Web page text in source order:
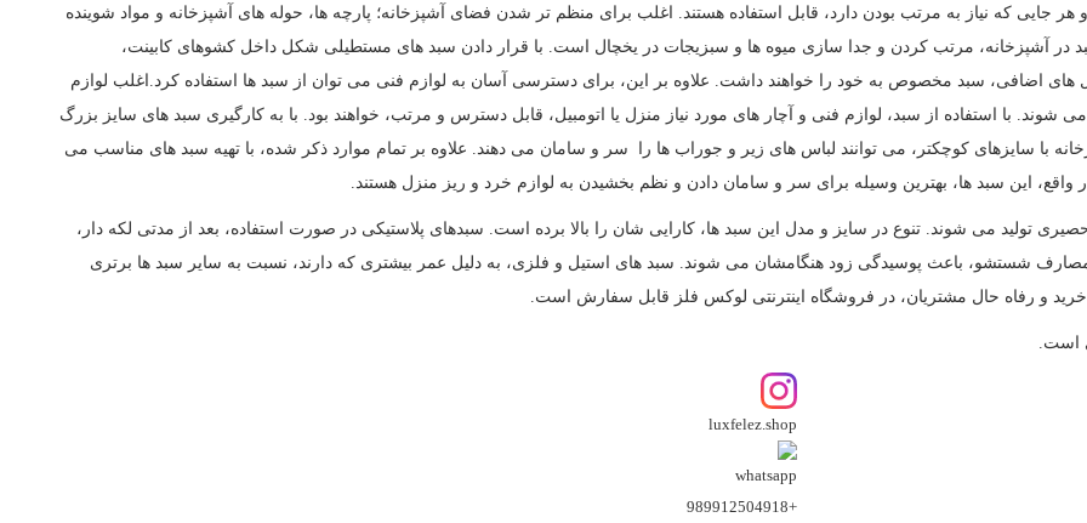
و هر جایی که نیاز به مرتب بودن دارد، قابل استفاده هستند. اغلب برای منظم تر شدن فضای آشپزخانه؛ پارچه ها، حوله های آشپزخانه و مواد شوینده
در آشپزخانه، مرتب کردن و جدا سازی میوه ها و سبزیجات در یخچال است. با قرار دادن سبد های مستطیلی شکل داخل کشوهای کابینت،
اضافی، سبد مخصوص به خود را خواهند داشت. علاوه بر این، برای دسترسی آسان به لوازم فنی می توان از سبد ها استفاده کرد.اغلب لوازم
با استفاده از سبد، لوازم فنی و آچار های مورد نیاز منزل یا اتومبیل، قابل دسترس و مرتب، خواهند بود. با به کارگیری سبد های سایز بزرگ
با سایزهای کوچکتر، می توانند لباس های زیر و جوراب ها را سر و سامان می دهند. علاوه بر تمام موارد ذکر شده، با تهیه سبد های مناسب می
واقع، این سبد ها، بهترین وسیله برای سر و سامان دادن و نظم بخشیدن به لوازم خرد و ریز منزل هستند.
تولید می شوند. تنوع در سایز و مدل این سبد ها، کارایی شان را بالا برده است. سبدهای پلاستیکی در صورت استفاده، بعد از مدتی لکه دار،
شستشو، باعث پوسیدگی زود هنگامشان می شوند. سبد های استیل و فلزی، به دلیل عمر بیشتری که دارند، نسبت به سایر سبد ها برتری
و رفاه حال مشتریان، در فروشگاه اینترنتی لوکس فلز قابل سفارش است.
است.
luxfelez.shop
+989912504918